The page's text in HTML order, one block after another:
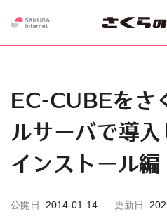
EC-CUBEをさ
ルサーバで導
インストール編
公開日 2014-01-14 更新日